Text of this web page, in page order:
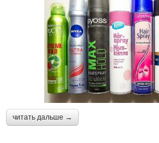
читать дальше →